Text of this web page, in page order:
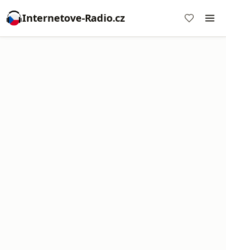
Internetove-Radio.cz